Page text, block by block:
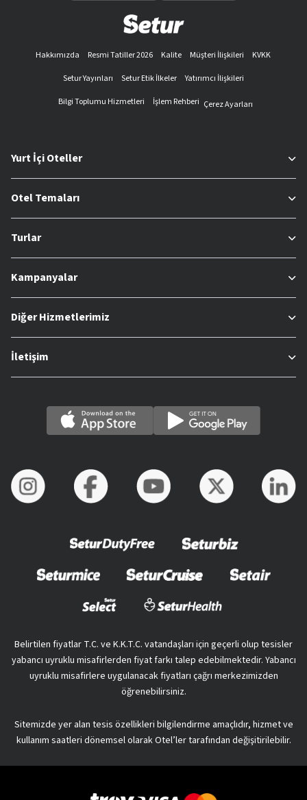
Hakkımızda Resmi Tatiller 2026 Kalite Müşteri İlişkileri
KVKK
Setur Yayınları
Setur Etik İlkeler
Yatırımcı İlişkileri
Bilgi Toplumu Hizmetleri
İşlem Rehberi Çerez Ayarları
Yurt İçi Oteller
Otel Temaları
Turlar
Kampanyalar
Diğer Hizmetlerimiz
İletişim
Belirtilen fiyatlar T.C. ve K.K.T.C. vatandaşları için geçerli olup tesisler
yabancı uyruklu misafirlerden fiyat farkı talep edebilmektedir. Yabancı
uyruklu misafirlere uygulanacak fiyatları çağrı merkezimizden
öğrenebilirsiniz.
Sitemizde yer alan tesis özellikleri bilgilendirme amaçlıdır, hizmet ve
kullanım saatleri dönemsel olarak Otel’ler tarafından değişitirilebilir.